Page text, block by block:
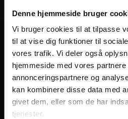
Denne hjemmeside bruger
Vi bruger cookies til at tilpasse
til at vise dig funktioner til
vores trafik. Vi deler også
hjemmeside med vores
annonceringspartnere og
kan kombinere disse data med
givet dem, eller som de har
tjenester.
VORES HOTELLER